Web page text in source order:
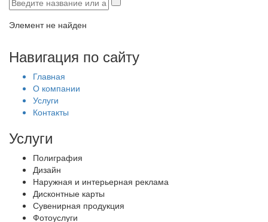
Элемент не найден
Навигация по сайту
Главная
О компании
Услуги
Контакты
Услуги
Полиграфия
Дизайн
Наружная и интерьерная реклама
Дисконтные карты
Сувенирная продукция
Фотоуслуги